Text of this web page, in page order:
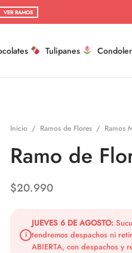
VER RAMOS
Tulipanes
Inicio / Ramos de Flores / Ramos
Ramo de
$20.990
i
JUEVES 6 DE AGOSTO:
tendremos despachos ni
ABIERTA, con despachos y